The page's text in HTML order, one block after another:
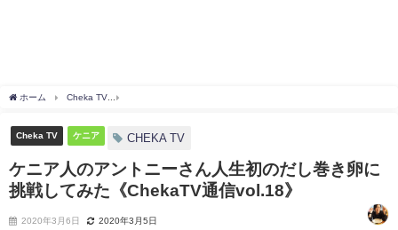
ホーム Cheka TV
Cheka TV ケニア CHEKA TV
ケニア人のアントニーさん人生初のだし巻き卵に
挑戦してみた《ChekaTV通信vol.18》
2020年3月6日 2020年3月5日